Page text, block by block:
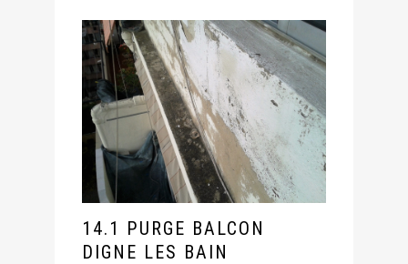
14.1 PURGE BALCON
DIGNE LES BAIN